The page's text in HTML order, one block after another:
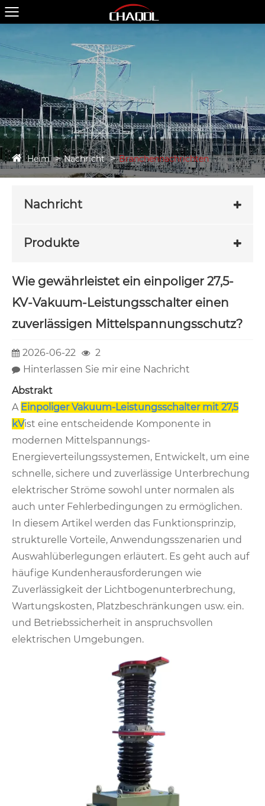
Heim Nachricht Branchennachrichten
Nachricht
Produkte
Wie gewährleistet ein einpoliger 27,5-
KV-Vakuum-Leistungsschalter einen
zuverlässigen Mittelspannungsschutz?
2026-06-22
2
Hinterlassen Sie mir eine Nachricht
Abstrakt
A Einpoliger Vakuum-Leistungsschalter mit 27,5
kVist eine entscheidende Komponente in
modernen Mittelspannungs-
Energieverteilungssystemen, Entwickelt, um eine
schnelle, sichere und zuverlässige Unterbrechung
elektrischer Ströme sowohl unter normalen als
auch unter Fehlerbedingungen zu ermöglichen.
In diesem Artikel werden das Funktionsprinzip,
strukturelle Vorteile, Anwendungsszenarien und
Auswahlüberlegungen erläutert. Es geht auch auf
häufige Kundenherausforderungen wie
Zuverlässigkeit der Lichtbogenunterbrechung,
Wartungskosten, Platzbeschränkungen usw. ein.
und Betriebssicherheit in anspruchsvollen
elektrischen Umgebungen.